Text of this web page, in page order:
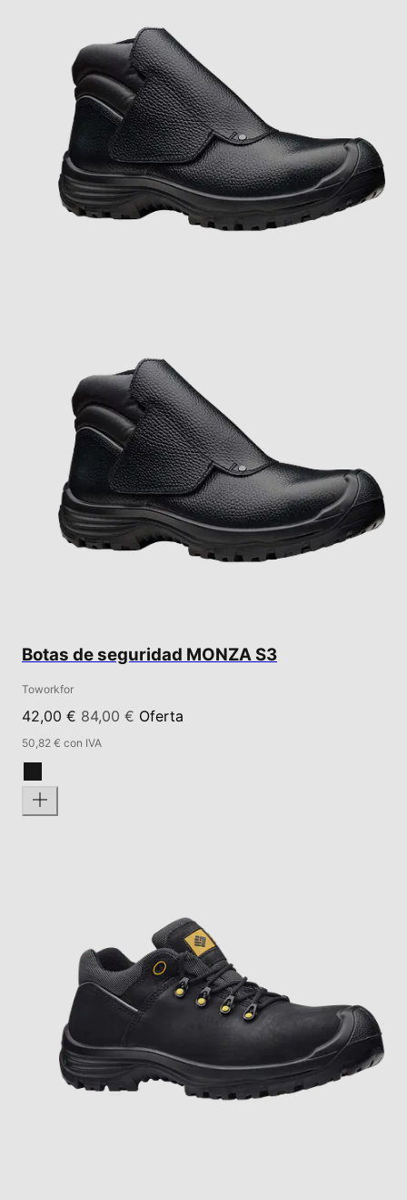
Botas de seguridad MONZA S3
Toworkfor
42,00 € 84,00 € Oferta
50,82 € con IVA